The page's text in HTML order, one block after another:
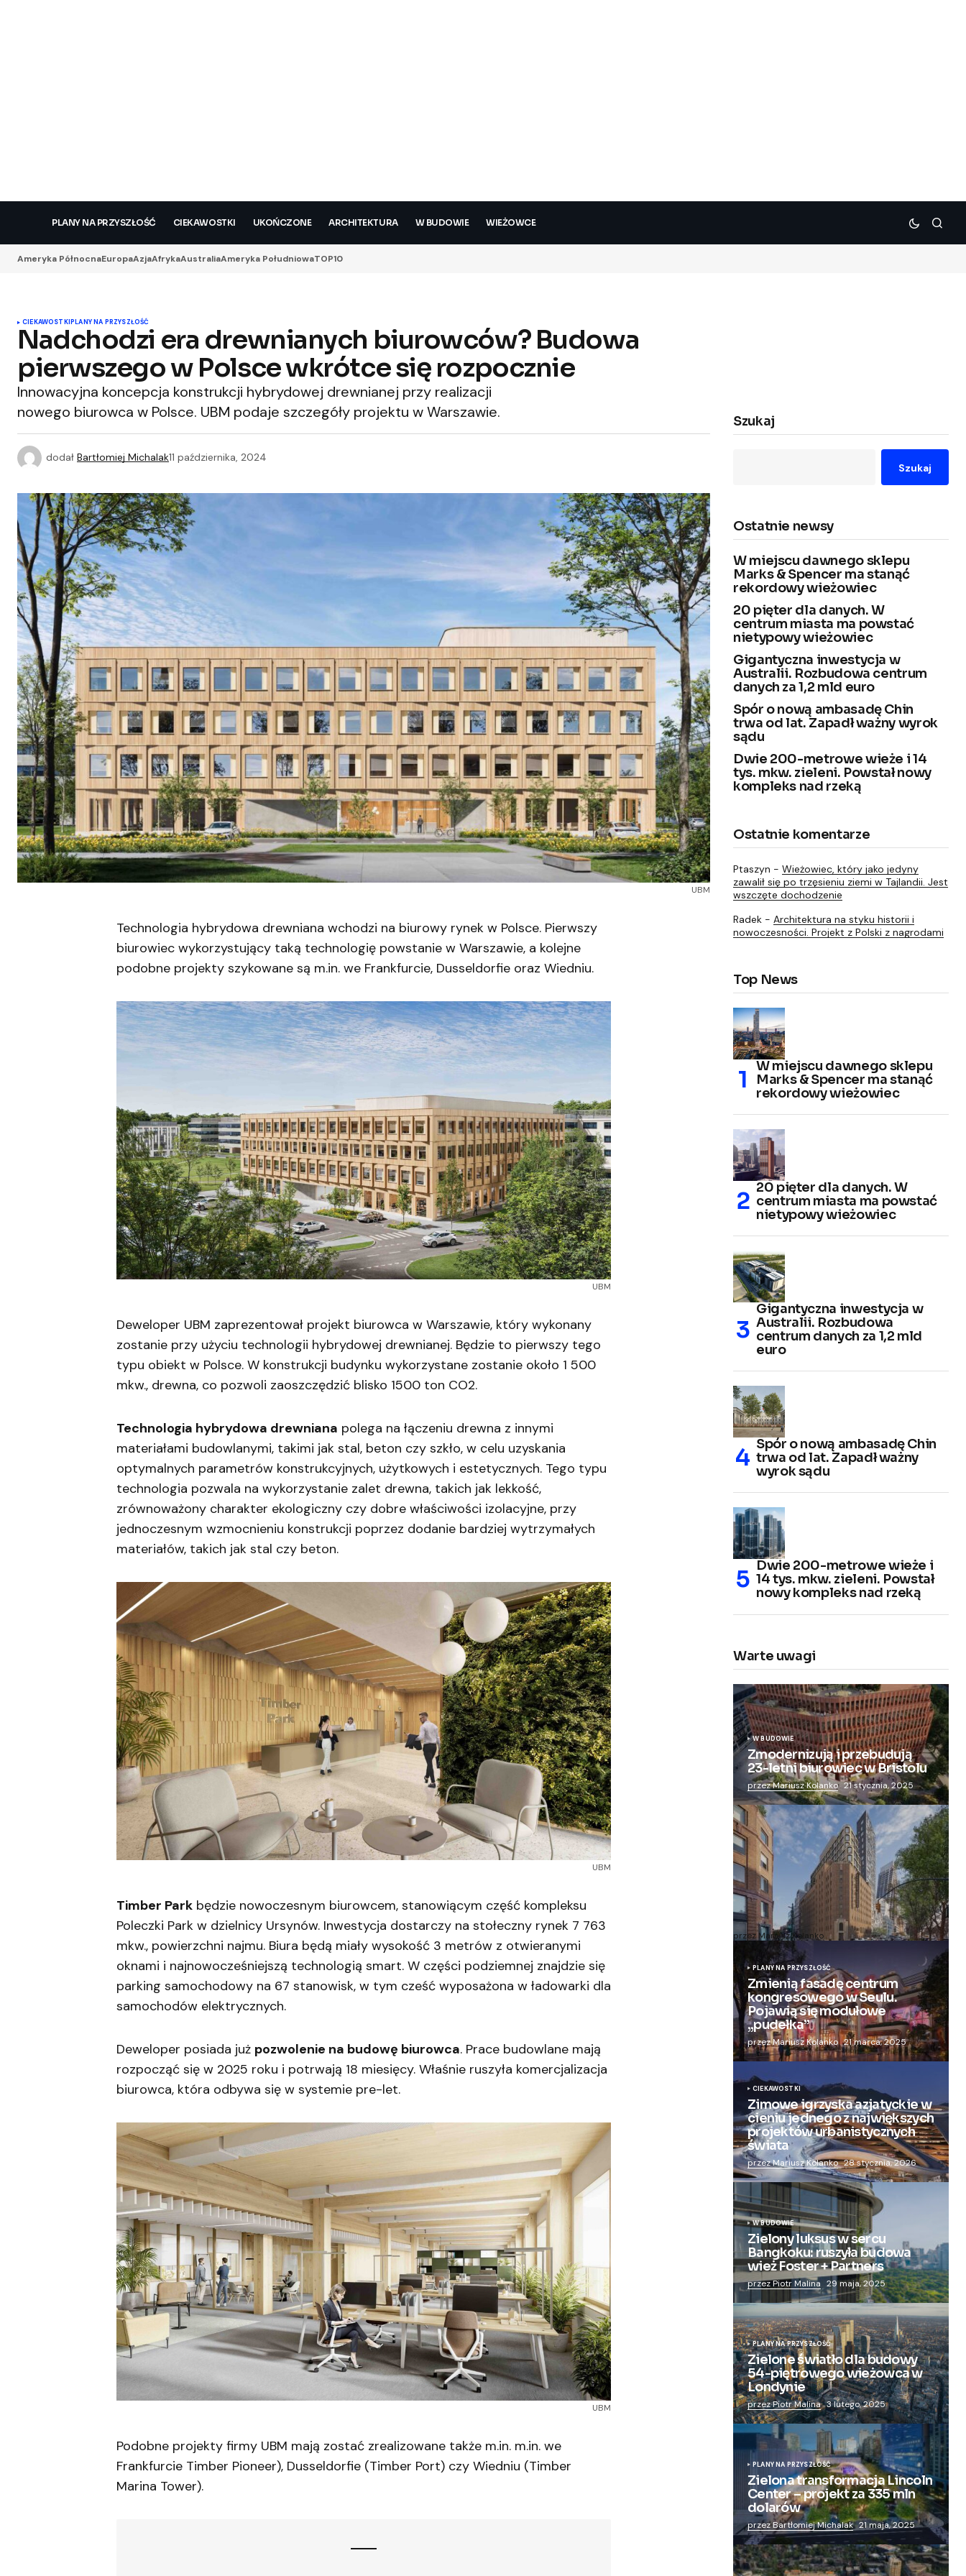
PLANY NA PRZYSZŁOŚĆ CIEKAWOSTKI UKOŃCZONE ARCHITEKTURA W BUDOWIE WIEŻOWCE
Ameryka PółnocnaEuropaAzjaAfrykaAustraliaAmeryka PołudniowaTOP10
CIEKAWOSTKIPLANY NA PRZYSZŁOŚĆ
Nadchodzi era drewnianych biurowców? Budowa
pierwszego w Polsce wkrótce się rozpocznie
Innowacyjna koncepcja konstrukcji hybrydowej drewnianej przy realizacji
nowego biurowca w Polsce. UBM podaje szczegóły projektu w Warszawie.
dodał Bartłomiej Michalak11 października, 2024
UBM
Technologia hybrydowa drewniana wchodzi na biurowy rynek w Polsce. Pierwszy
biurowiec wykorzystujący taką technologię powstanie w Warszawie, a kolejne
podobne projekty szykowane są m.in. we Frankfurcie, Dusseldorfie oraz Wiedniu.
UBM
Deweloper UBM zaprezentował projekt biurowca w Warszawie, który wykonany
zostanie przy użyciu technologii hybrydowej drewnianej. Będzie to pierwszy tego
typu obiekt w Polsce. W konstrukcji budynku wykorzystane zostanie około 1 500
mkw., drewna, co pozwoli zaoszczędzić blisko 1500 ton CO2.
Technologia hybrydowa drewniana polega na łączeniu drewna z innymi
materiałami budowlanymi, takimi jak stal, beton czy szkło, w celu uzyskania
optymalnych parametrów konstrukcyjnych, użytkowych i estetycznych. Tego typu
technologia pozwala na wykorzystanie zalet drewna, takich jak lekkość,
zrównoważony charakter ekologiczny czy dobre właściwości izolacyjne, przy
jednoczesnym wzmocnieniu konstrukcji poprzez dodanie bardziej wytrzymałych
materiałów, takich jak stal czy beton.
UBM
Timber Park będzie nowoczesnym biurowcem, stanowiącym część kompleksu
Poleczki Park w dzielnicy Ursynów. Inwestycja dostarczy na stołeczny rynek 7 763
mkw., powierzchni najmu. Biura będą miały wysokość 3 metrów z otwieranymi
oknami i najnowocześniejszą technologią smart. W części podziemnej znajdzie się
parking samochodowy na 67 stanowisk, w tym cześć wyposażona w ładowarki dla
samochodów elektrycznych.
Deweloper posiada już pozwolenie na budowę biurowca. Prace budowlane mają
rozpocząć się w 2025 roku i potrwają 18 miesięcy. Właśnie ruszyła komercjalizacja
biurowca, która odbywa się w systemie pre-let.
UBM
Podobne projekty firmy UBM mają zostać zrealizowane także m.in. m.in. we
Frankfurcie Timber Pioneer), Dusseldorfie (Timber Port) czy Wiedniu (Timber
Marina Tower).
Szukaj
Szukaj
Ostatnie newsy
W miejscu dawnego sklepu
Marks & Spencer ma stanąć
rekordowy wieżowiec
20 pięter dla danych. W
centrum miasta ma powstać
nietypowy wieżowiec
Gigantyczna inwestycja w
Australii. Rozbudowa centrum
danych za 1,2 mld euro
Spór o nową ambasadę Chin
trwa od lat. Zapadł ważny wyrok
sądu
Dwie 200-metrowe wieże i 14
tys. mkw. zieleni. Powstał nowy
kompleks nad rzeką
Ostatnie komentarze
Ptaszyn - Wieżowiec, który jako jedyny
zawalił się po trzęsieniu ziemi w Tajlandii. Jest
wszczęte dochodzenie
Radek - Architektura na styku historii i
nowoczesności. Projekt z Polski z nagrodami
Top News
W miejscu dawnego sklepu
Marks & Spencer ma stanąć
rekordowy wieżowiec
20 pięter dla danych. W
centrum miasta ma powstać
nietypowy wieżowiec
Gigantyczna inwestycja w
Australii. Rozbudowa
centrum danych za 1,2 mld
euro
Spór o nową ambasadę Chin
trwa od lat. Zapadł ważny
wyrok sądu
Dwie 200-metrowe wieże i
14 tys. mkw. zieleni. Powstał
nowy kompleks nad rzeką
Warte uwagi
W BUDOWIE
Zmodernizują i przebudują
23-letni biurowiec w Bristolu
przez Mariusz Kolanko 21 stycznia, 2025
Zmieniają więzienie dla kobiet w
nowoczesny apartamentowiec
przez Mariusz Kolanko 20 lipca, 2024
PLANY NA PRZYSZŁOŚĆ
Zmienią fasadę centrum
kongresowego w Seulu.
Pojawią się modułowe
„pudełka”
przez Mariusz Kolanko 21 marca, 2025
CIEKAWOSTKI
Zimowe igrzyska azjatyckie w
cieniu jednego z największych
projektów urbanistycznych
świata
przez Mariusz Kolanko 28 stycznia, 2026
W BUDOWIE
Zielony luksus w sercu
Bangkoku: ruszyła budowa
wież Foster + Partners
przez Piotr Malina 29 maja, 2025
PLANY NA PRZYSZŁOŚĆ
Zielone światło dla budowy
54-piętrowego wieżowca w
Londynie
przez Piotr Malina 3 lutego, 2025
PLANY NA PRZYSZŁOŚĆ
Zielona transformacja Lincoln
Center – projekt za 335 mln
dolarów
przez Bartłomiej Michalak 21 maja, 2025